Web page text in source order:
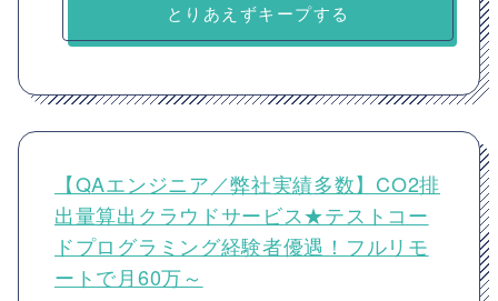
とりあえずキープする
【QAエンジニア／弊社実績多数】CO2排
出量算出クラウドサービス★テストコー
ドプログラミング経験者優遇！フルリモ
ートで月60万～